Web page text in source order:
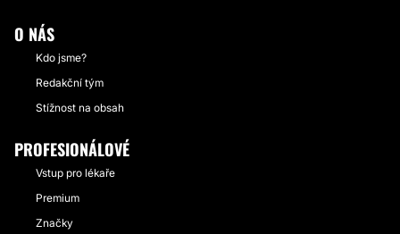
O NÁS
Kdo jsme?
Redakční tým
Stížnost na obsah
PROFESIONÁLOVÉ
Vstup pro lékaře
Premium
Značky